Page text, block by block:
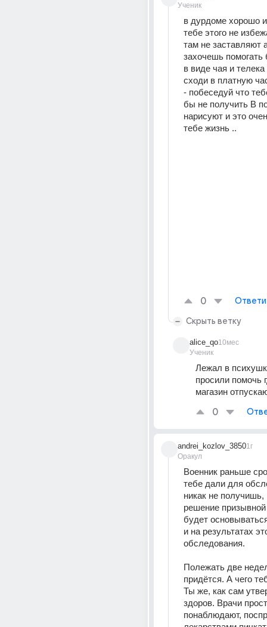
Ученик
в дурдоме хорошо
тебе этого не
там не заставляют
захочешь
в виде чая и
сходи в платную
- побеседуй что
бы не получить В
нарисуют и это
тебе жизнь ..
0
Скрыть ветку
alice_qo
Ученик
10мес
Лежал в
просили помочь
магазин
0
andrei_kozlov_3850
Оракул
1г
Военник раньше
тебе дали для
никак не получишь,
решение
будет
и на результатах
обследования.
Полежать две
придётся. А чего
Ты же, как сам
здоров. Врачи
понаблюдают,